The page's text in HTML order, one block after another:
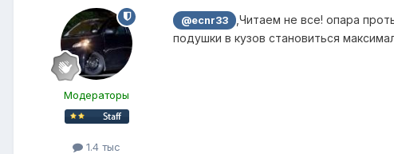
Модераторы
1.4 тыс
@ecnr33
,Читаем не все! опара
подушки в кузов становиться